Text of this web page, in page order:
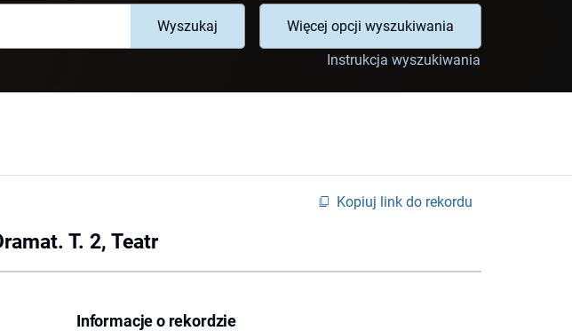
Wyszukaj
Więcej opcji wyszukiwania
Instrukcja wyszukiwania
Kopiuj link do rekordu
T. 2, Teatr
Informacje o rekordzie